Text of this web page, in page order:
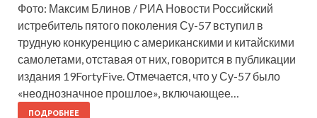
Фото: Максим Блинов / РИА Новости Российский
истребитель пятого поколения Су-57 вступил в
трудную конкуренцию с американскими и китайскими
самолетами, отставая от них, говорится в публикации
издания 19FortyFive. Отмечается, что у Су-57 было
«неоднозначное прошлое», включающее…
ПОДРОБНЕЕ